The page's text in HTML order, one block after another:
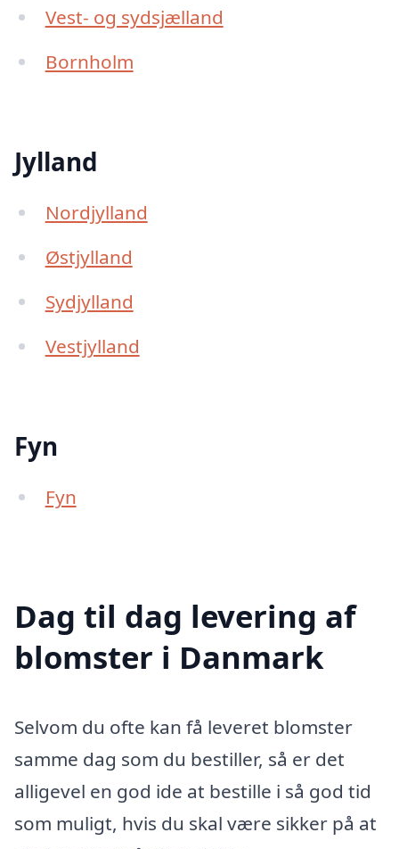
Vest- og sydsjælland
Bornholm
Jylland
Nordjylland
Østjylland
Sydjylland
Vestjylland
Fyn
Fyn
Dag til dag levering af
blomster i Danmark
Selvom du ofte kan få leveret blomster
samme dag som du bestiller, så er det
alligevel en god ide at bestille i så god tid
som muligt, hvis du skal være sikker på at